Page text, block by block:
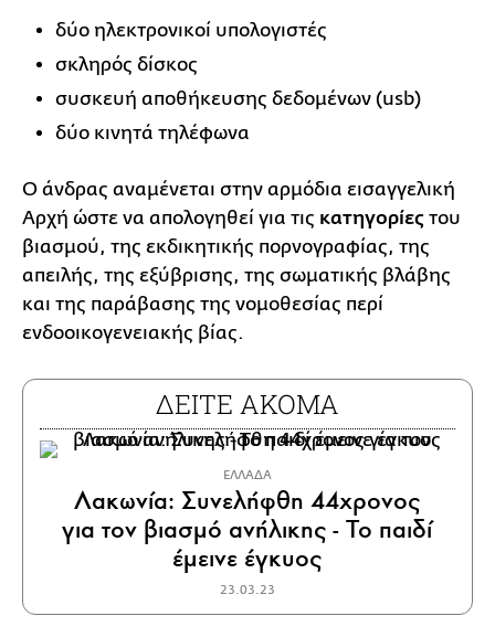
δύο ηλεκτρονικοί υπολογιστές
σκληρός δίσκος
συσκευή αποθήκευσης δεδομένων (usb)
δύο κινητά τηλέφωνα
Ο άνδρας αναμένεται στην αρμόδια εισαγγελική
Αρχή ώστε να απολογηθεί για τις κατηγορίες του
βιασμού, της εκδικητικής πορνογραφίας, της
απειλής, της εξύβρισης, της σωματικής βλάβης
και της παράβασης της νομοθεσίας περί
ενδοοικογενειακής βίας.
ΔΕΙΤΕ ΑΚΟΜΑ
ΕΛΛΑΔΑ
Λακωνία: Συνελήφθη 44χρονος
για τον βιασμό ανήλικης - Το παιδί
έμεινε έγκυος
23.03.23